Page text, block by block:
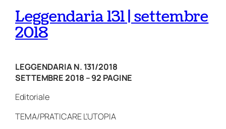
Leggendaria 131 | settembre
2018
LEGGENDARIA N. 131/2018
SETTEMBRE 2018 – 92 PAGINE
Editoriale
TEMA/PRATICARE L’UTOPIA